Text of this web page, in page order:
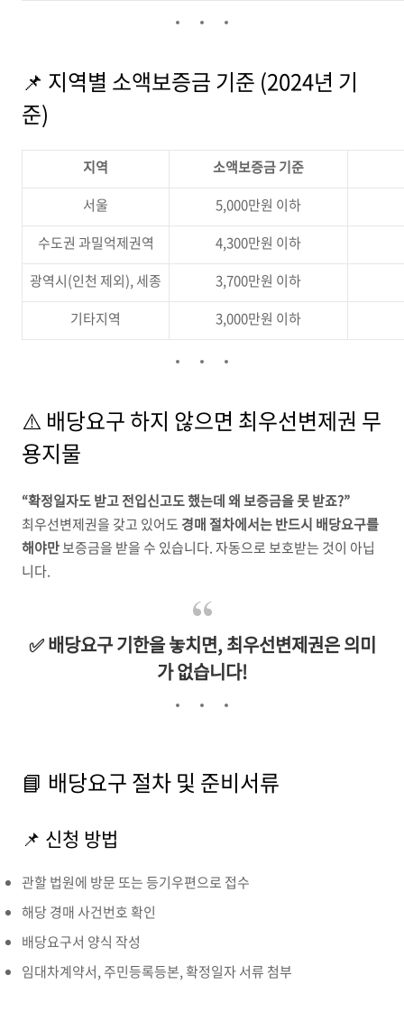
📌 지역별 소액보증금 기준 (2024년 기
준)
지역
소액보증금 기준
서울
5,000만원 이하
수도권 과밀억제권역
4,300만원 이하
광역시(인천 제외), 세종
3,700만원 이하
기타지역
3,000만원 이하
⚠️ 배당요구 하지 않으면 최우선변제권 무
용지물
“확정일자도 받고 전입신고도 했는데 왜 보증금을 못 받죠?”
최우선변제권을 갖고 있어도 경매 절차에서는 반드시 배당요구를
해야만보증금을 받을 수 있습니다. 자동으로 보호받는 것이 아닙
니다.
✅ 배당요구 기한을 놓치면, 최우선변제권은 의미
가 없습니다!
📘 배당요구 절차 및 준비서류
📌 신청 방법
관할 법원에 방문 또는 등기우편으로 접수
해당 경매 사건번호 확인
배당요구서 양식 작성
임대차계약서, 주민등록등본, 확정일자 서류 첨부